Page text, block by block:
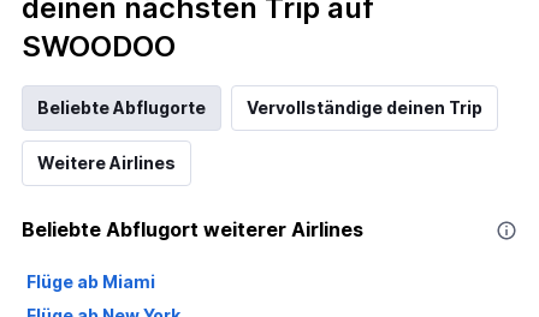
deinen nächsten Trip auf
SWOODOO
Beliebte Abflugorte Vervollständige deinen Trip
Weitere Airlines
Beliebte Abflugort weiterer Airlines
Flüge ab Miami